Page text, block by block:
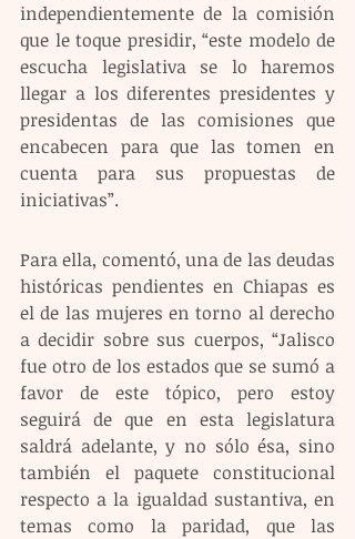
independientemente de la comisión
que le toque presidir, “este modelo de
escucha legislativa se lo haremos
llegar a los diferentes presidentes y
presidentas de las comisiones que
encabecen para que las tomen en
cuenta para sus propuestas de
iniciativas”.
Para ella, comentó, una de las deudas
históricas pendientes en Chiapas es
el de las mujeres en torno al derecho
a decidir sobre sus cuerpos, “Jalisco
fue otro de los estados que se sumó a
favor de este tópico, pero estoy
seguirá de que en esta legislatura
saldrá adelante, y no sólo ésa, sino
también el paquete constitucional
respecto a la igualdad sustantiva, en
temas como la paridad, que las